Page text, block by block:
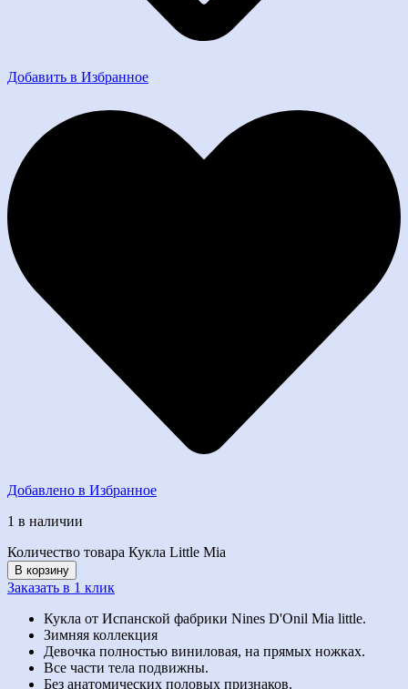
Добавить в Избранное
Добавлено в Избранное
1 в наличии
Количество товара Кукла Little Mia
В корзину
Заказать в 1 клик
Кукла от Испанской фабрики Nines D'Onil Mia little.
Зимняя коллекция
Девочка полностью виниловая, на прямых ножках.
Все части тела подвижны.
Без анатомических половых признаков.